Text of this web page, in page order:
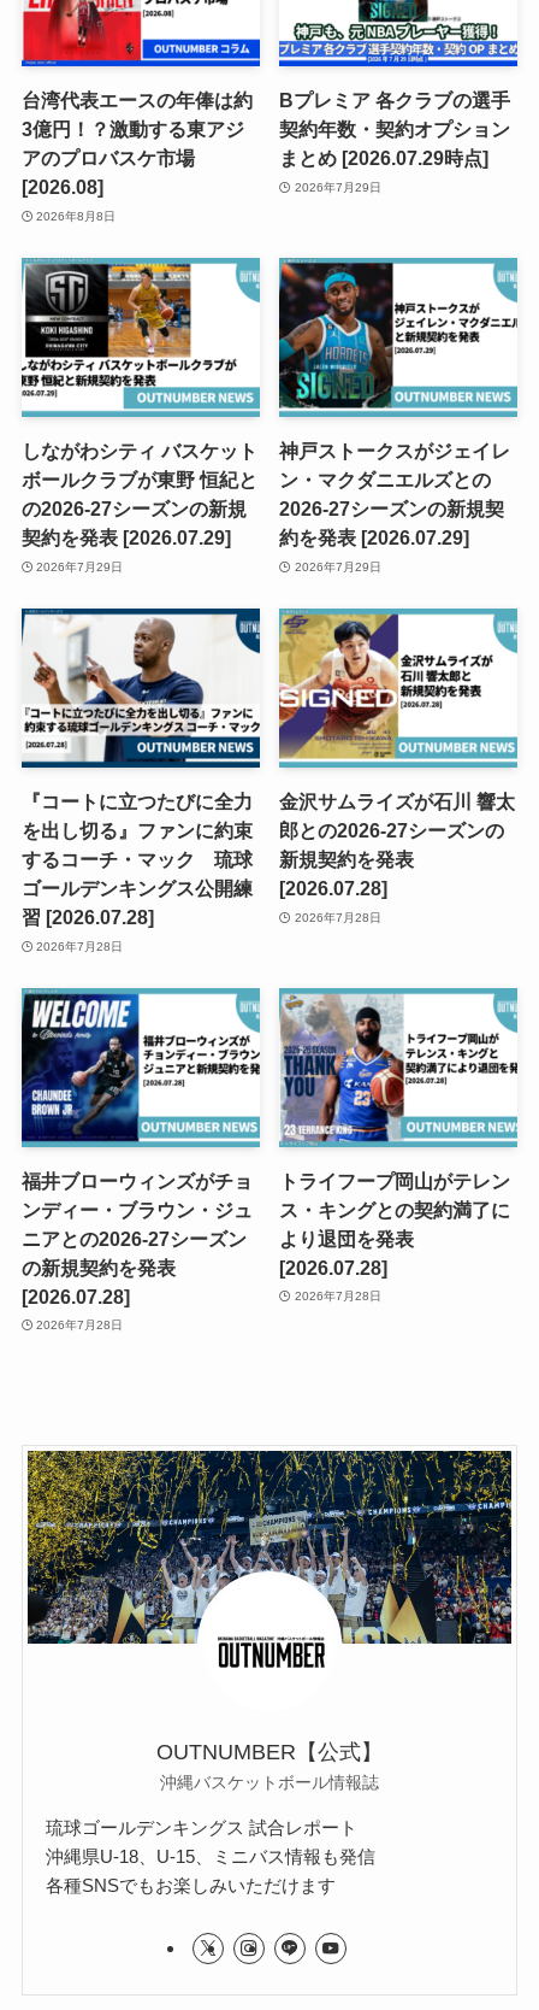
台湾代表エースの年俸は約
3億円！？激動する東アジ
アのプロバスケ市場
[2026.08]
2026年8月8日
Bプレミア 各クラブの選手
契約年数・契約オプション
まとめ [2026.07.29時点]
2026年7月29日
しながわシティ バスケット
ボールクラブが東野 恒紀と
の2026-27シーズンの新規
契約を発表 [2026.07.29]
2026年7月29日
神戸ストークスがジェイレ
ン・マクダニエルズとの
2026-27シーズンの新規契
約を発表 [2026.07.29]
2026年7月29日
『コートに立つたびに全力
を出し切る』ファンに約束
するコーチ・マック 琉球
ゴールデンキングス公開練
習 [2026.07.28]
2026年7月28日
金沢サムライズが石川 響太
郎との2026-27シーズンの
新規契約を発表
[2026.07.28]
2026年7月28日
福井ブローウィンズがチョ
ンディー・ブラウン・ジュ
ニアとの2026-27シーズン
の新規契約を発表
[2026.07.28]
2026年7月28日
トライフープ岡山がテレン
ス・キングとの契約満了に
より退団を発表
[2026.07.28]
2026年7月28日
OUTNUMBER【公式】
沖縄バスケットボール情報誌
琉球ゴールデンキングス 試合レポート
沖縄県U-18、U-15、ミニバス情報も発信
各種SNSでもお楽しみいただけます